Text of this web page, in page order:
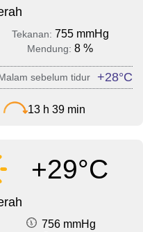
Tekanan: 755 mmHg
Mendung: 8 %
sebelum tidur +28°C
13 h 39 min
+29°C
756 mmHg